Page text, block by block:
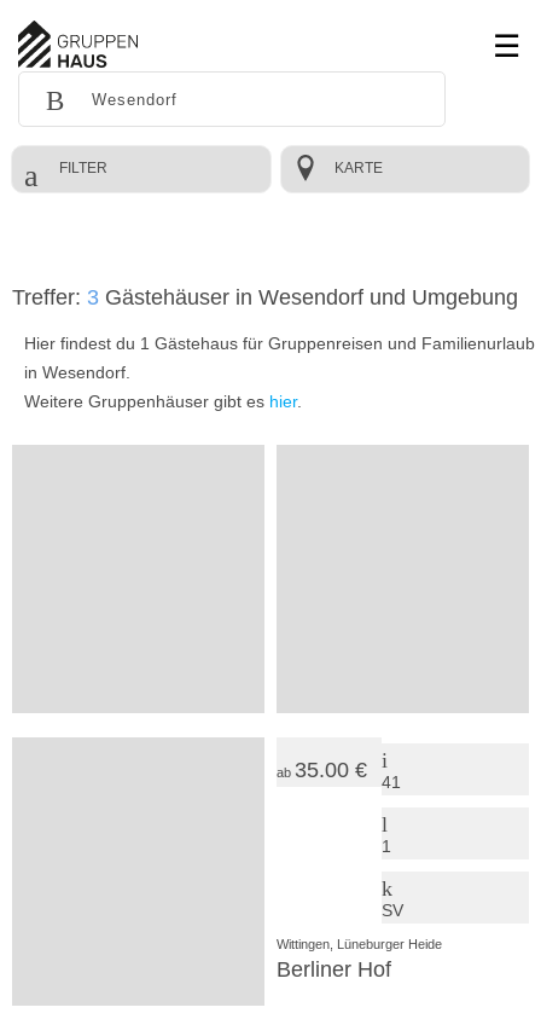
FILTER KARTE
Treffer: 3 Gästehäuser in Wesendorf und Umgebung
Hier findest du 1 Gästehaus für Gruppenreisen und Familienurlaub
in Wesendorf.
Weitere Gruppenhäuser gibt es hier.
Hof Immenknick*** Idyllischer Reiterhof
ab 35.00 € 41
1
SV
Wittingen, Lüneburger Heide
Berliner Hof